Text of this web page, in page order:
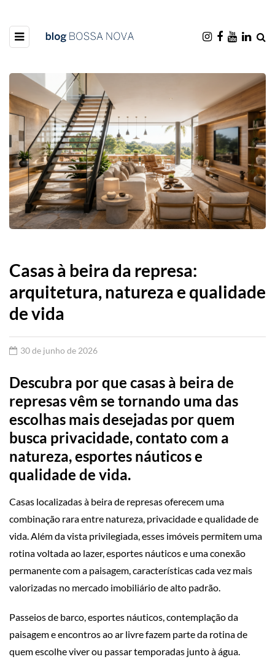
Casas à beira da represa:
arquitetura, natureza e qualidade
de vida
30 de junho de 2026
Descubra por que casas à beira de
represas vêm se tornando uma das
escolhas mais desejadas por quem
busca privacidade, contato com a
natureza, esportes náuticos e
qualidade de vida.
Casas localizadas à beira de represas oferecem uma
combinação rara entre natureza, privacidade e qualidade de
vida. Além da vista privilegiada, esses imóveis permitem uma
rotina voltada ao lazer, esportes náuticos e uma conexão
permanente com a paisagem, características cada vez mais
valorizadas no mercado imobiliário de alto padrão.
Passeios de barco, esportes náuticos, contemplação da
paisagem e encontros ao ar livre fazem parte da rotina de
quem escolhe viver ou passar temporadas junto à água.